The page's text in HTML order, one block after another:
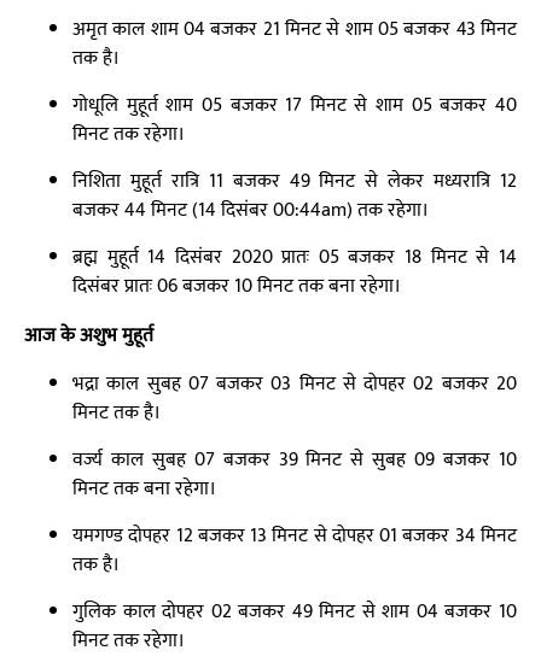
अमृत काल शाम 04 बजकर 21 मिनट से शाम 05 बजकर 43 मिनट
तक है।
गोधूलि मुहूर्त शाम 05 बजकर 17 मिनट से शाम 05 बजकर 40
मिनट तक रहेगा।
निशिता मुहूर्त रात्रि 11 बजकर 49 मिनट से लेकर मध्यरात्रि 12
बजकर 44 मिनट (14 दिसंबर 00:44am) तक रहेगा।
ब्रह्म मुहूर्त 14 दिसंबर 2020 प्रातः 05 बजकर 18 मिनट से 14
दिसंबर प्रातः 06 बजकर 10 मिनट तक बना रहेगा।
आज के अशुभ मुहूर्त
भद्रा काल सुबह 07 बजकर 03 मिनट से दोपहर 02 बजकर 20
मिनट तक है।
वर्ज्य काल सुबह 07 बजकर 39 मिनट से सुबह 09 बजकर 10
मिनट तक बना रहेगा।
यमगण्ड दोपहर 12 बजकर 13 मिनट से दोपहर 01 बजकर 34 मिनट
तक है।
गुलिक काल दोपहर 02 बजकर 49 मिनट से शाम 04 बजकर 10
मिनट तक रहेगा।